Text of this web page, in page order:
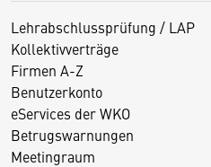
Lehrabschlussprüfung / LAP
Kollektivverträge
Firmen A-Z
Benutzerkonto
eServices der WKO
Betrugswarnungen
Meetingraum